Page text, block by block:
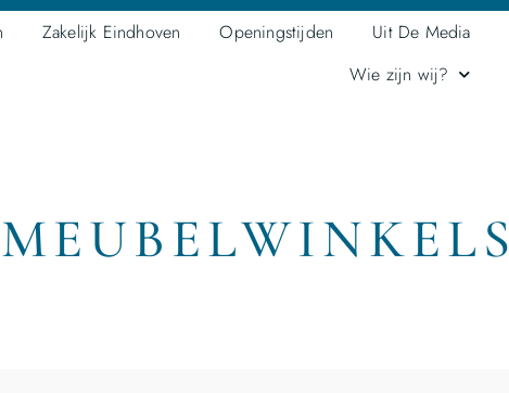
Zakelijk Eindhoven Openingstijden
Uit De Media
Wie zijn wij?